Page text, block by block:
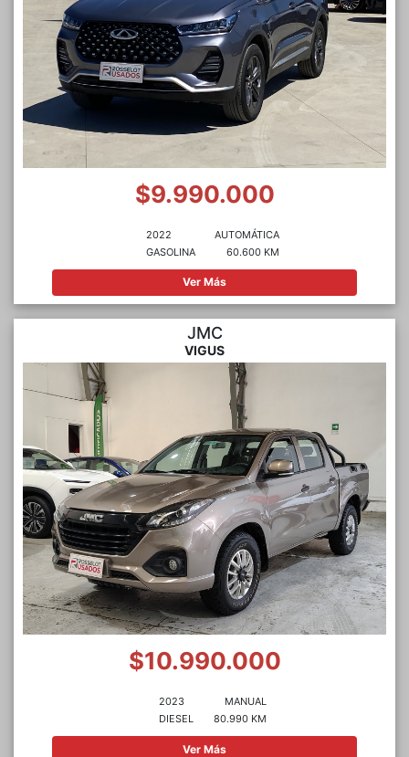
$9.990.000
2022
GASOLINA
AUTOMÁTICA
60.600 KM
Ver Más
JMC
VIGUS
$10.990.000
2023
DIESEL
MANUAL
80.990 KM
Ver Más